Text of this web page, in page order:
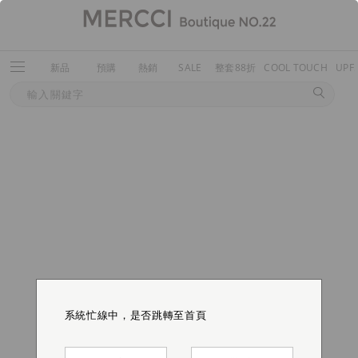
新品 預購 熱銷 SALE 整套88折 COOL TOUCH
系統忙線中，是否跳轉至首頁
系統忙線中，是否跳轉至首頁
系統忙線中，是否跳轉至首頁
系統忙線中，是否跳轉至首頁
系統忙線中，是否跳轉至首頁